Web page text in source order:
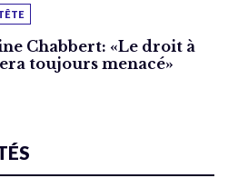
Chabbert: «Le droit à
toujours menacé»